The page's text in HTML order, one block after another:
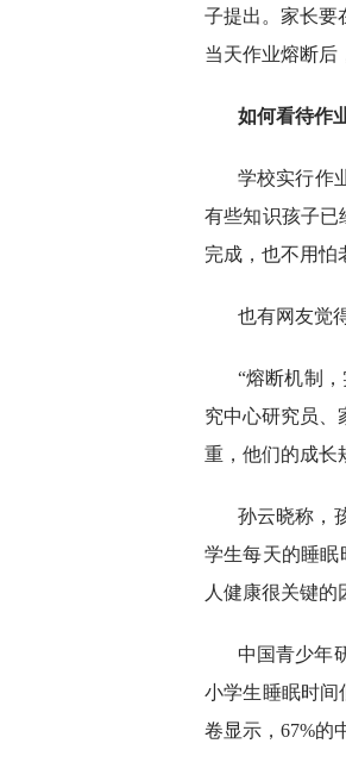
子提出。家长要
当天作业熔断后
如何看待作
学校实行作
有些知识孩子已
完成，也不用怕
也有网友觉
“熔断机制
究中心研究员、
重，他们的成长
孙云晓称，
学生每天的睡眠
人健康很关键的
中国青少年
小学生睡眠时间
卷显示，67%的